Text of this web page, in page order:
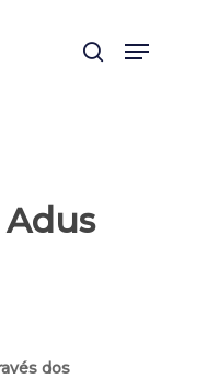
search
Menu
dos